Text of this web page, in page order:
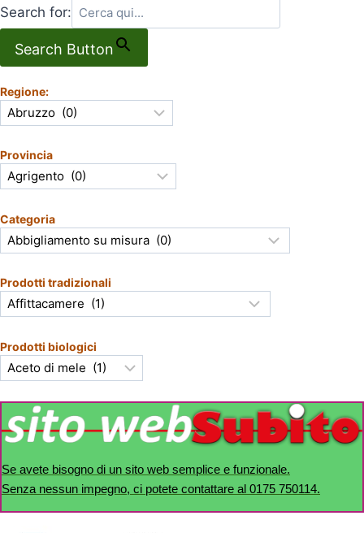
Search for:
Search Button
Regione:
Provincia
Categoria
Prodotti tradizionali
Prodotti biologici
Se avete bisogno di un sito web semplice e funzionale.
Senza nessun impegno, ci potete contattare al 0175 750114.